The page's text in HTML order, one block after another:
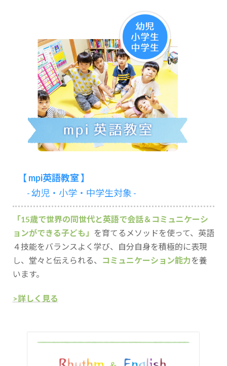
【 mpi英語教室 】
- 幼児・小学・中学生対象 -
「15歳で世界の同世代と英語で会話＆コミュニケーシ
ョンができる子ども」
を育てるメソッドを使って、英語
４技能をバランスよく学び、自分自身を積極的に表現
し、堂々と伝えられる、
コミュニケーション能力を養
います。
>詳しく見る